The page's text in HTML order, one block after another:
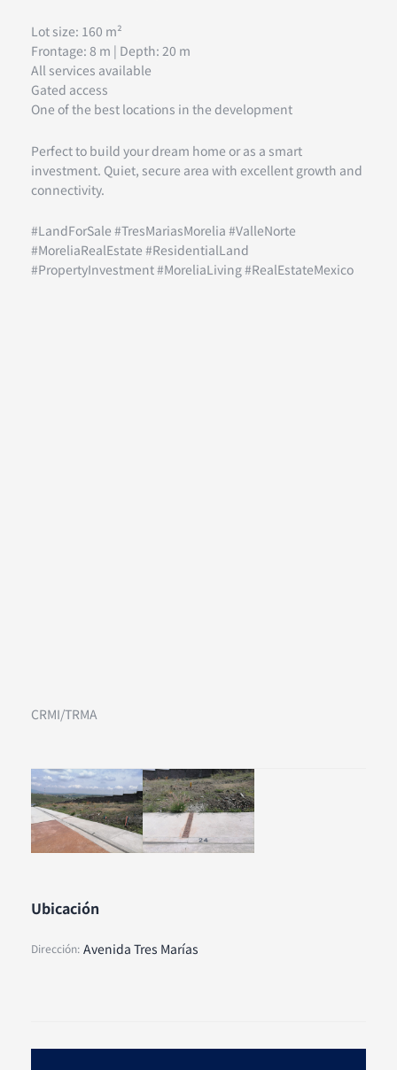
Lot size: 160 m²
Frontage: 8 m | Depth: 20 m
All services available
Gated access
One of the best locations in the development
Perfect to build your dream home or as a smart
investment. Quiet, secure area with excellent growth and
connectivity.
#LandForSale #TresMariasMorelia #ValleNorte
#MoreliaRealEstate #ResidentialLand
#PropertyInvestment #MoreliaLiving #RealEstateMexico
CRMI/TRMA
Ubicación
Dirección: Avenida Tres Marías